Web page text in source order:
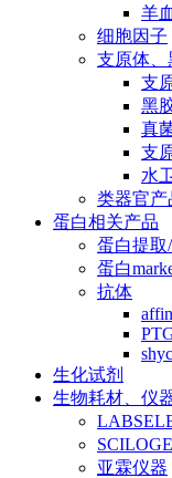
羊
细胞因子
支原体、
支
黑
真
支
水
类器官产
蛋白相关产品
蛋白提取
蛋白
抗体
生化试剂
生物耗材、仪
亚霖仪器